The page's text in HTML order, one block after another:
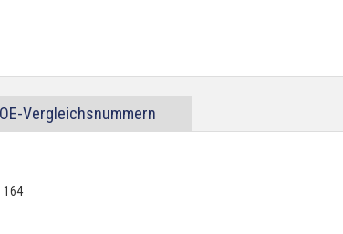
OE-Vergleichsnummern
164